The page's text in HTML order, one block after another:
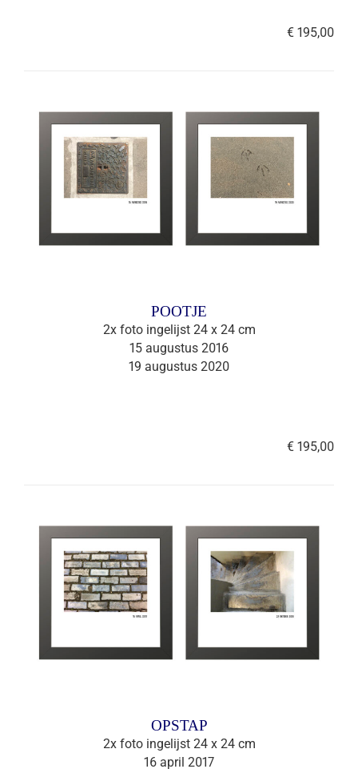
€ 195,00
POOTJE
2x foto ingelijst 24 x 24 cm
15 augustus 2016
19 augustus 2020
€ 195,00
OPSTAP
2x foto ingelijst 24 x 24 cm
16 april 2017